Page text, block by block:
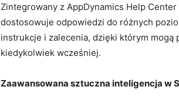
Zintegrowany z AppDynamics Help
dostosowuje odpowiedzi do różnych
instrukcje i zalecenia, dzięki którym
kiedykolwiek wcześniej.
Zaawansowana sztuczna inteligencja w